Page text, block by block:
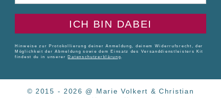
ICH BIN DABEI
Hinweise zur Protokollierung deiner Anmeldung, deinem Widerrufsrecht, der
Möglichkeit der Abmeldung sowie dem Einsatz des Versanddienstleisters Kit
findest du in unserer Datenschutzerklärung.
© 2015 - 2026 @ Marie Volkert & Christian